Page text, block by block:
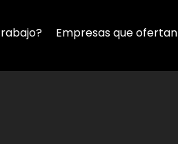
Empresas que ofertan